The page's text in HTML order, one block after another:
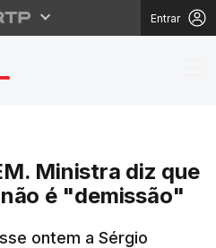
Entrar
INEM.
Ministra diz que
é "demissão"
ontem a Sérgio